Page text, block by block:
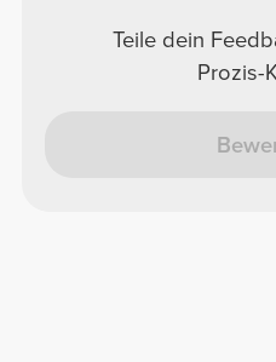
Teile dein
Prozis-